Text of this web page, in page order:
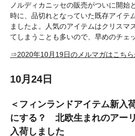
ノルディカニッセの販売がついに開
時に、品切れとなっていた既存アイテ
ましたよ。人気のアイテムはクリスマ
てしまうことも多いので、早めのチェ
⇒2020年10月19日のメルマガはこちら
10月24日
＜フィンランドアイテム新入
にする？ 北欧生まれのアー
入荷しました